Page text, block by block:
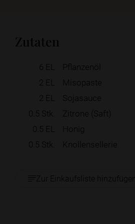
Zutaten
6 EL
Pflanzenöl
2 EL
Misopaste
2 EL
Sojasauce
0.5 Stk.
Zitrone (Saft)
0.5 EL
Honig
0.5 Stk. Knollensellerie
Zur Einkaufsliste hinzufügen